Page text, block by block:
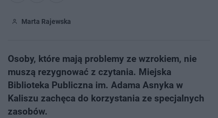
Marta Rajewska
Osoby, które mają problemy ze wzrokiem, nie
muszą rezygnować z czytania. Miejska
Biblioteka Publiczna im. Adama Asnyka w
Kaliszu zachęca do korzystania ze specjalnych
zasobów.